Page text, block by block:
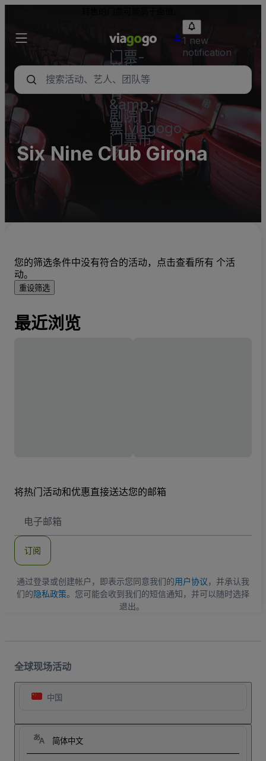
门票-
音乐
会，体
育
&amp；
剧院门
票|viagogo
门票市
场
1 new
notification
Six Nine Club Girona
您的筛选条件中没有符合的活动，点击查看所有 个活
动。
重设筛选
最近浏览
将热门活动和优惠直接送达您的邮箱
子
地
订阅
通过登录或创建帐户，即表示您同意我们的用户协议，并承认我
们的隐私政策。您可能会收到我们的短信通知，并可以随时选择
退出。
全球现场活动
中国
简体中文